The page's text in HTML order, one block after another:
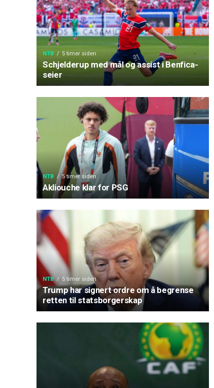
NTB 5 timer siden
Schjelderup med mål og assist i Benfica-
seier
NTB 5 timer siden
Akliouche klar for PSG
NTB 5 timer siden
Trump har signert ordre om å begrense
retten til statsborgerskap